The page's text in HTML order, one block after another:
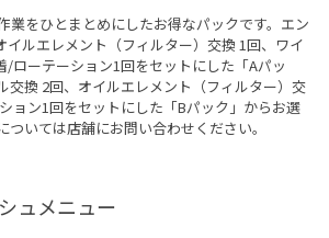
業をひとまとめにしたお得なパックです。エン
イルエレメント（フィルター）交換 1回、ワイ
/ローテーション1回をセットにした「Aパッ
交換 2回、オイルエレメント（フィルター）交
ョン1回をセットにした「Bパック」からお選
ついては店舗にお問い合わせください。
ュメニュー